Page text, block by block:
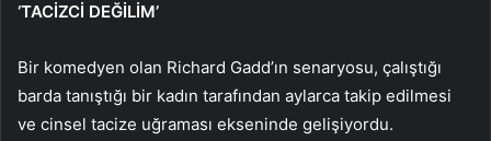
‘TACİZCİ DEĞİLİM’
Bir komedyen olan Richard Gadd’ın senaryosu, çalıştığı
barda tanıştığı bir kadın tarafından aylarca takip edilmesi
ve cinsel tacize uğraması ekseninde gelişiyordu.